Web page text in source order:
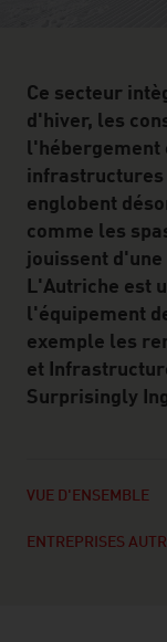
Ce secteur
d'hiver, les
l'hébergement
englobent
comme les
jouissent
L'Autriche est
l'équipement
exemple les
et
Surprisingly
VUE D'ENSEMBLE
ENTREPRISES